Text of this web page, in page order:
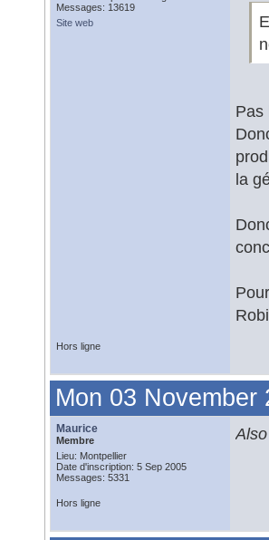
Messages: 13619
Site web
Pas
la
Hors ligne
Mon 03 November
Maurice
Membre
Lieu: Montpellier
Date d'inscription: 5 Sep 2005
Messages: 5331
Hors ligne